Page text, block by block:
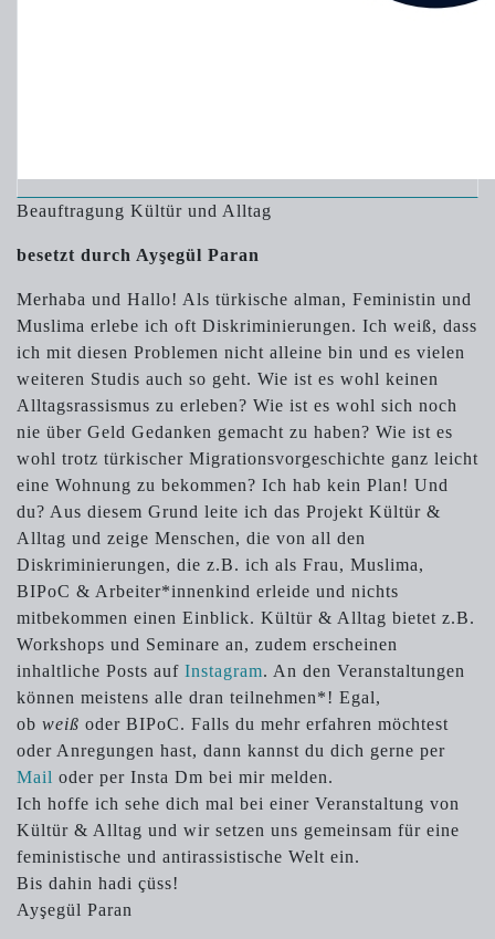
Beauftragung Kültür und Alltag
besetzt durch Ayşegül Paran
Merhaba und Hallo! Als türkische alman, Feministin und
Muslima erlebe ich oft Diskriminierungen. Ich weiß, dass
ich mit diesen Problemen nicht alleine bin und es vielen
weiteren Studis auch so geht. Wie ist es wohl keinen
Alltagsrassismus zu erleben? Wie ist es wohl sich noch
nie über Geld Gedanken gemacht zu haben? Wie ist es
wohl trotz türkischer Migrationsvorgeschichte ganz leicht
eine Wohnung zu bekommen? Ich hab kein Plan! Und
du? Aus diesem Grund leite ich das Projekt Kültür &
Alltag und zeige Menschen, die von all den
Diskriminierungen, die z.B. ich als Frau, Muslima,
BIPoC & Arbeiter*innenkind erleide und nichts
mitbekommen einen Einblick. Kültür & Alltag bietet z.B.
Workshops und Seminare an, zudem erscheinen
inhaltliche Posts auf Instagram. An den Veranstaltungen
können meistens alle dran teilnehmen*! Egal,
ob weiß oder BIPoC. Falls du mehr erfahren möchtest
oder Anregungen hast, dann kannst du dich gerne per
Mail oder per Insta Dm bei mir melden.
Ich hoffe ich sehe dich mal bei einer Veranstaltung von
Kültür & Alltag und wir setzen uns gemeinsam für eine
feministische und antirassistische Welt ein.
Bis dahin hadi çüss!
Ayşegül Paran